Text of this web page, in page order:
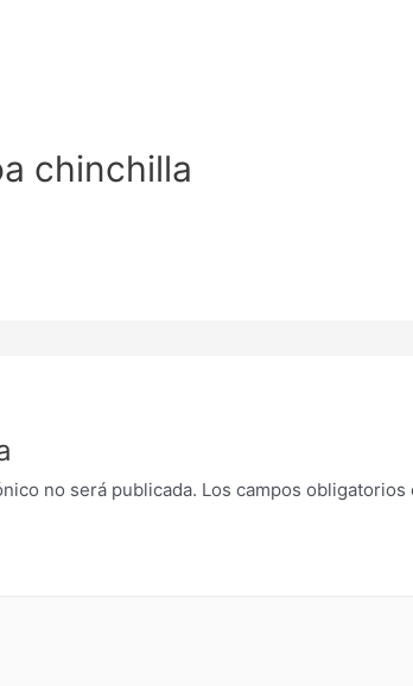
chinchilla
no será publicada. Los campos obligatorios